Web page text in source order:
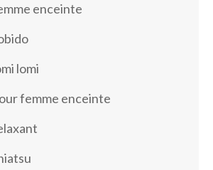
enceinte
lomi
femme enceinte